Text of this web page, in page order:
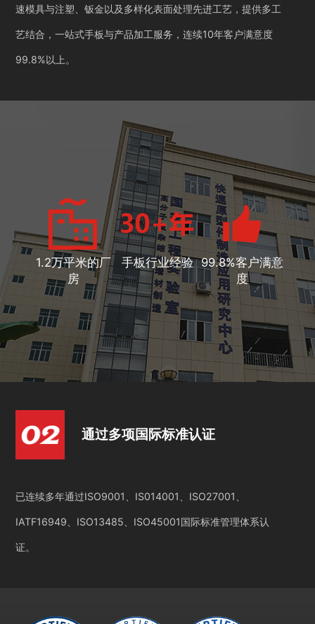
速模具与注塑、钣金以及多样化表面处理先进工艺，提供多工
艺结合，一站式手板与产品加工服务，连续10年客户满意度
99.8%以上。
1.2万平米的厂
房
手板行业经验 99.8%客户满意
度
通过多项国际标准认证
已连续多年通过ISO9001、IS014001、ISO27001、
IATF16949、ISO13485、ISO45001国际标准管理体系认
证。